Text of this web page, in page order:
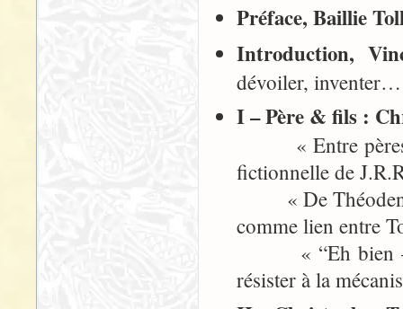
Préface, Baillie
Introduction,
dévoiler,
I – Père & fils :
« Entre pères
fictionnelle de
« De Théoden
comme lien entre
« “Eh bien –
résister à la